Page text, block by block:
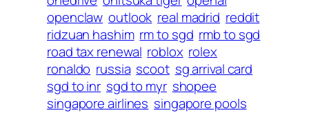
openclaw outlook real madrid reddit
ridzuan hashim rm to sgd rmb to sgd
road tax renewal roblox rolex
ronaldo russia scoot sg arrival card
sgd to inr sgd to myr shopee
singapore airlines singapore pools